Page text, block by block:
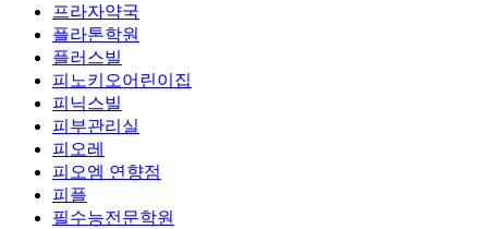
프라자약국
플라톤학원
플러스빌
피노키오어린이집
피닉스빌
피부관리실
피오레
피오엠 연향점
피플
필수능전문학원